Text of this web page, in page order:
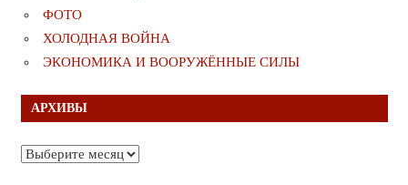
ФОТО
ХОЛОДНАЯ ВОЙНА
ЭКОНОМИКА И ВООРУЖЁННЫЕ СИЛЫ
АРХИВЫ
Архивы